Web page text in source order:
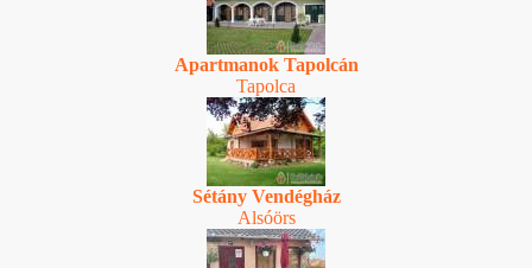
Apartmanok Tapolcán
Tapolca
Sétány Vendégház
Alsóörs